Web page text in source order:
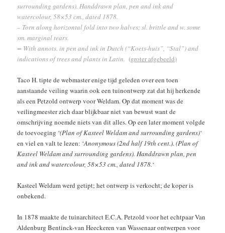
surrounding gardens). Handdrawn plan, pen and ink and
watercolour, 58×53 cm., dated 1878.
– Torn along horizontal fold into two halves; sl. brittle and w. some
sm. marginal tears.
= With annots. in pen and ink in Dutch (“Koets-huis”, “Stal”) and
indications of trees and plants in Latin. (groter afgebeeld)
Taco H. tipte de webmaster enige tijd geleden over een toen
aanstaande veiling waarin ook een tuinontwerp zat dat hij herkende
als een Petzold ontwerp voor Weldam. Op dat moment was de
veilingmeester zich daar blijkbaar niet van bewust want de
omschrijving noemde niets van dit alles. Op een later moment volgde
de toevoeging ‘(Plan of Kasteel Weldam and surrounding gardens)‘
en viel en valt te lezen: ‘Anonymous (2nd half 19th cent.). (Plan of
Kasteel Weldam and surrounding gardens). Handdrawn plan, pen
and ink and watercolour, 58×53 cm., dated 1878.‘
Kasteel Weldam werd getipt; het ontwerp is verkocht; de koper is
onbekend.
In 1878 maakte de tuinarchitect E.C.A. Petzold voor het echtpaar Van
Aldenburg Bentinck-van Heeckeren van Wassenaar ontwerpen voor